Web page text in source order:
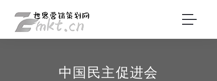
中国民主促进会